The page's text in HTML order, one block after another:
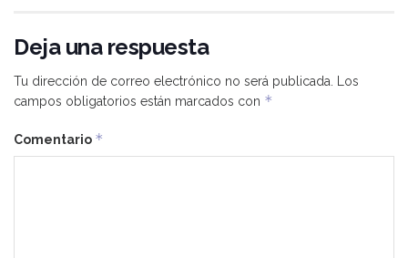
Deja una respuesta
Tu dirección de correo electrónico no será publicada.
Los
campos obligatorios están marcados con *
Comentario *